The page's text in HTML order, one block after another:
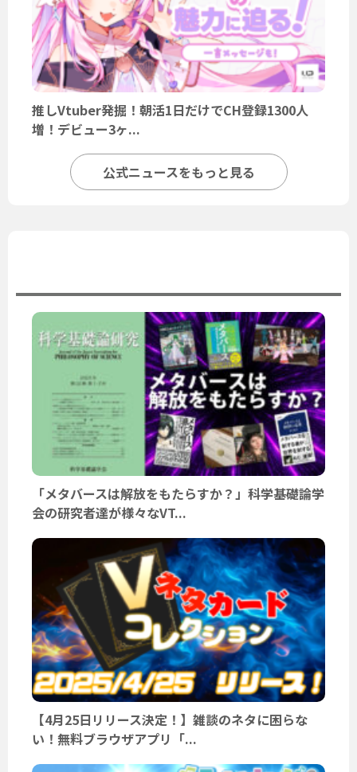
推しVtuber発掘！朝活1日だけでCH登録1300人
増！デビュー3ヶ...
公式ニュースをもっと見る
「メタバースは解放をもたらすか？」科学基礎論学
会の研究者達が様々なVT...
【4月25日リリース決定！】雑談のネタに困らな
い！無料ブラウザアプリ「...